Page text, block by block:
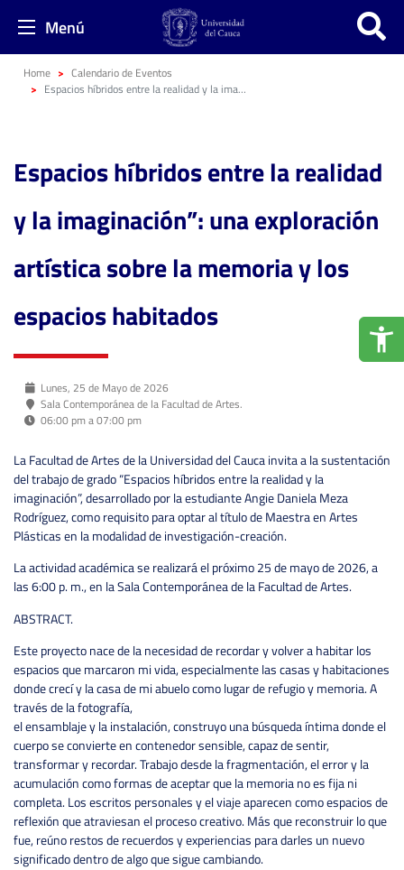
Menú
Home
Calendario de Eventos
Espacios híbridos entre la realidad y la imaginación”: una exploración artística sobre la memoria y los espacios habitados
Espacios híbridos entre la realidad
y la imaginación”: una exploración
artística sobre la memoria y los
espacios habitados
Lunes, 25 de Mayo de 2026
Sala Contemporánea de la Facultad de Artes.
06:00 pm a 07:00 pm
La Facultad de Artes de la Universidad del Cauca invita a la sustentación
del trabajo de grado “Espacios híbridos entre la realidad y la
imaginación”, desarrollado por la estudiante Angie Daniela Meza
Rodríguez, como requisito para optar al título de Maestra en Artes
Plásticas en la modalidad de investigación-creación.
La actividad académica se realizará el próximo 25 de mayo de 2026, a
las 6:00 p. m., en la Sala Contemporánea de la Facultad de Artes.
ABSTRACT.
Este proyecto nace de la necesidad de recordar y volver a habitar los
espacios que marcaron mi vida, especialmente las casas y habitaciones
donde crecí y la casa de mi abuelo como lugar de refugio y memoria. A
través de la fotografía,
el ensamblaje y la instalación, construyo una búsqueda íntima donde el
cuerpo se convierte en contenedor sensible, capaz de sentir,
transformar y recordar. Trabajo desde la fragmentación, el error y la
acumulación como formas de aceptar que la memoria no es fija ni
completa. Los escritos personales y el viaje aparecen como espacios de
reflexión que atraviesan el proceso creativo. Más que reconstruir lo que
fue, reúno restos de recuerdos y experiencias para darles un nuevo
significado dentro de algo que sigue cambiando.